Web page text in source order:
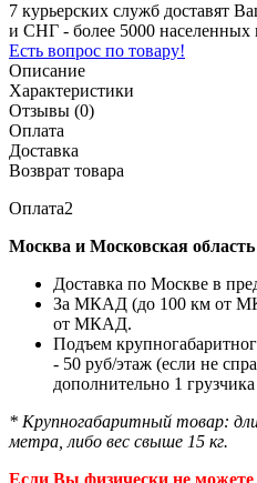
7 курьерских служб доставят
и СНГ - более 5000 населенных
Есть вопрос по товару!
Описание
Характеристики
Отзывы (0)
Оплата
Доставка
Возврат товара
Оплата2
Москва и Московская область
Доставка по Москве в
За МКАД (до 100 км от
от МКАД.
Подъем
- 50 руб/этаж (если не
дополнительно 1
* Крупногабаритный товар:
метра, либо вес свыше 15 кг.
Если Вы физически не